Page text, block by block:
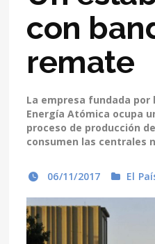
con
remate
La empresa fundada por
Energía Atómica ocupa
proceso de producción
consumen las centrales
06/11/2017 El